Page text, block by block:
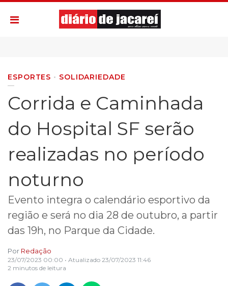
ESPORTES SOLIDARIEDADE
Corrida e Caminhada
do Hospital SF serão
realizadas no período
noturno
Evento integra o calendário esportivo da
região e será no dia 28 de outubro, a partir
das 19h, no Parque da Cidade.
Por Redação
23/07/2023 00:00 • Atualizado 23/07/2023 11:46
2 minutos de leitura